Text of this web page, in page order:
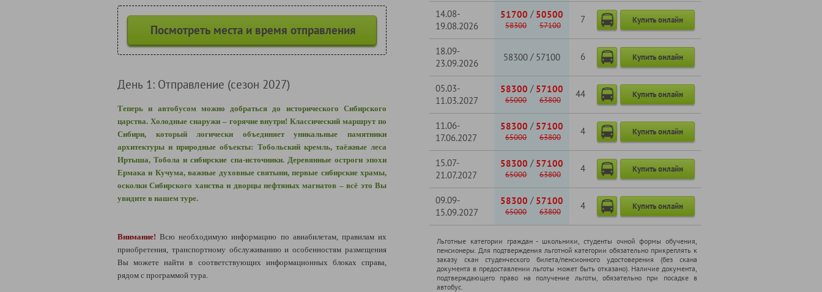
Посмотреть места и время отправления
День 1: Отправление (сезон 2027)
Теперь и автобусом можно добраться до исторического Сибирского
царства. Холодные снаружи – горячие внутри! Классический маршрут по
Сибири, который логически объединяет уникальные памятники
архитектуры и природные объекты: Тобольский кремль, таёжные леса
Иртыша, Тобола и сибирские спа-источники. Деревянные остроги эпохи
Ермака и Кучума, важные духовные святыни, первые сибирские храмы,
осколки Сибирского ханства и дворцы нефтяных магнатов – всё это Вы
увидите в нашем туре.
Внимание! Всю необходимую информацию по авиабилетам, правилам их
приобретения, транспортному обслуживанию и особенностям размещения
Вы можете найти в соответствующих информационных блоках справа,
рядом с программой тура.
14.08-
19.08.2026
51700 / 50500
58300 57100
7 Купить онлайн
18.09-
23.09.2026
58300 / 57100 6 Купить онлайн
05.03-
11.03.2027
58300 / 57100
65000 63800
44 Купить онлайн
11.06-
17.06.2027
58300 / 57100
65000 63800
4 Купить онлайн
15.07-
21.07.2027
58300 / 57100
65000 63800
4 Купить онлайн
09.09-
15.09.2027
58300 / 57100
65000 63800
4 Купить онлайн
Льготные категории граждан - школьники, cтуденты очной формы обучения,
пенсионеры. Для подтверждения льготной категории обязательно прикреплять к
заказу скан студенческого билета/пенсионного удостоверения (без скана
документа в предоставлении льготы может быть отказано). Наличие документа,
подтверждающего право на получение льготы, обязательно при посадке в
автобус.